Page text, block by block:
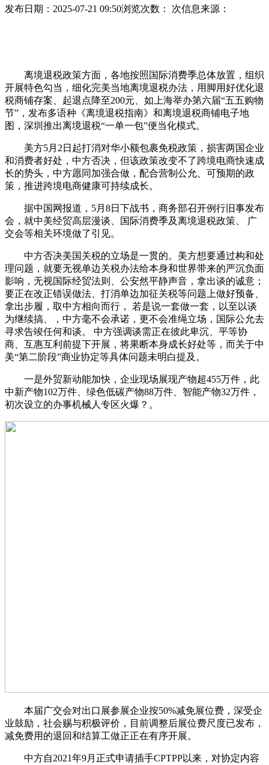
发布日期：2025-07-21 09:50浏览次数： 次信息来源：
离境退税政策方面，各地按照国际消费季总体放置，组织
开展特色勾当，细化完美当地离境退税办法，用脚用好优化退
税商铺存案、起退点降至200元、如上海举办第六届“五五购物
节”，发布多语种《离境退税指南》和离境退税商铺电子地
图，深圳推出离境退税“一单一包”便当化模式。
美方5月2日起打消对华小额包裹免税政策，损害两国企业
和消费者好处，中方否决，但该政策改变不了跨境电商快速成
长的势头，中方愿同加强合做，配合营制公允、可预期的政
策，推进跨境电商健康可持续成长。
据中国网报道，5月8日下战书，商务部召开例行旧事发布
会，就中美经贸高层漫谈、国际消费季及离境退税政策、 广
交会等相关环境做了引见。
中方否决美国关税的立场是一贯的。美方想要通过构和处
理问题，就要无视单边关税办法给本身和世界带来的严沉负面
影响，无视国际经贸法则、公安然平静声音，拿出谈的诚意；
要正在改正错误做法、打消单边加征关税等问题上做好预备、
拿出步履，取中方相向而行， 若是说一套做一套，以至以谈
为继续搞、，中方毫不会承诺，更不会准绳立场，国际公允去
寻求告竣任何和谈。 中方强调谈需正在彼此卑沉、平等协
商、互惠互利前提下开展，将果断本身成长好处等，而关于中
美“第二阶段”商业协定等具体问题未明白提及。
一是外贸新动能加快，企业现场展现产物超455万件，此
中新产物102万件、绿色低碳产物88万件、智能产物32万件，
初次设立的办事机械人专区火爆？。
本届广交会对出口展参展企业按50%减免展位费，深受企
业鼓励，社会赐与积极评价，目前调整后展位费尺度已发布，
减免费用的退回和结算工做正正在有序开展。
中方自2021年9月正式申请插手CPTPP以来，对协定内容